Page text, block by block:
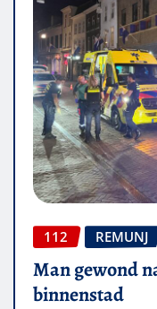
112 REMUNJ
Man gewond
binnenstad